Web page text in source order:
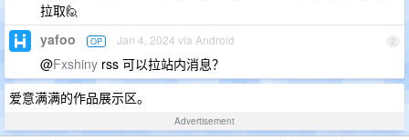
拉取🙋
2
yafoo OP Jan 4, 2024 via Android
@Fxshiny rss 可以拉站内消息？
爱意满满的作品展示区。
Advertisement